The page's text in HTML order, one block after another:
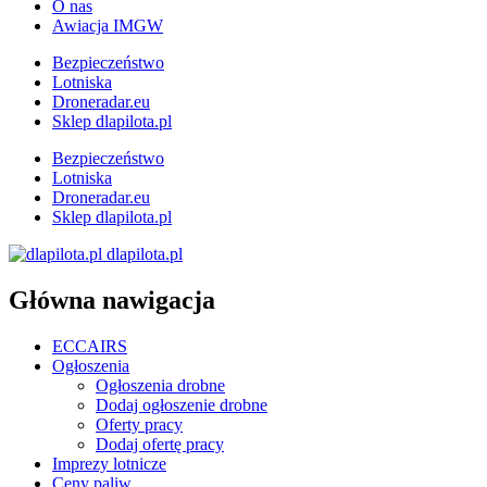
O nas
Awiacja IMGW
Bezpieczeństwo
Lotniska
Droneradar.eu
Sklep dlapilota.pl
Bezpieczeństwo
Lotniska
Droneradar.eu
Sklep dlapilota.pl
dlapilota.pl
Główna nawigacja
ECCAIRS
Ogłoszenia
Ogłoszenia drobne
Dodaj ogłoszenie drobne
Oferty pracy
Dodaj ofertę pracy
Imprezy lotnicze
Ceny paliw